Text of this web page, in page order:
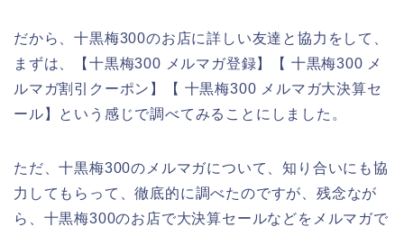
だから、十黒梅300のお店に詳しい友達と協力をして、
まずは、【十黒梅300 メルマガ登録】【 十黒梅300 メ
ルマガ割引クーポン】【 十黒梅300 メルマガ大決算セ
ール】という感じで調べてみることにしました。
ただ、十黒梅300のメルマガについて、知り合いにも協
力してもらって、徹底的に調べたのですが、残念なが
ら、十黒梅300のお店で大決算セールなどをメルマガで